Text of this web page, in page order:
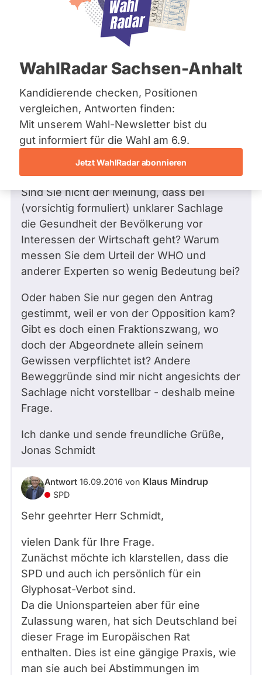
Bremen
Hamburg
Mecklenburg-Vorpommern
Nordrhein-Westfalen
Saarland
Sachsen
Sachsen-Anhalt
Sachsen-Anhalt
Schleswig-Holstein
Thüringen
Archiv
Über uns
Spenden
WahlRadar Sachsen-Anhalt
Kandidierende checken, Positionen
vergleichen, Antworten finden:
Mit unserem Wahl-Newsletter bist du
gut informiert für die Wahl am 6.9.
Jetzt WahlRadar abonnieren
weil
aktive
25.03.2016
Frage an Klaus Mindrup von Jonas S.
bezüglich Landwirtschaft und
Ernährung
Sehr geehrter Herr Mindrup,
bitte erläutern Sie, warum Sie gegen den
Antrag "Neuzulassung von Glyphosat
verhindern" gestimmt haben.
Sind Sie nicht der Meinung, dass bei
(vorsichtig formuliert) unklarer Sachlage
die Gesundheit der Bevölkerung vor
Interessen der Wirtschaft geht? Warum
messen Sie dem Urteil der WHO und
anderer Experten so wenig Bedeutung bei?
Oder haben Sie nur gegen den Antrag
gestimmt, weil er von der Opposition kam?
Gibt es doch einen Fraktionszwang, wo
doch der Abgeordnete allein seinem
Gewissen verpflichtet ist? Andere
Beweggründe sind mir nicht angesichts der
Sachlage nicht vorstellbar - deshalb meine
Frage.
Ich danke und sende freundliche Grüße,
Jonas Schmidt
Antwort 16.09.2016 von Klaus Mindrup
SPD
Sehr geehrter Herr Schmidt,
vielen Dank für Ihre Frage.
Zunächst möchte ich klarstellen, dass die
SPD und auch ich persönlich für ein
Glyphosat-Verbot sind.
Da die Unionsparteien aber für eine
Zulassung waren, hat sich Deutschland bei
dieser Frage im Europäischen Rat
enthalten. Dies ist eine gängige Praxis, wie
man sie auch bei Abstimmungen im